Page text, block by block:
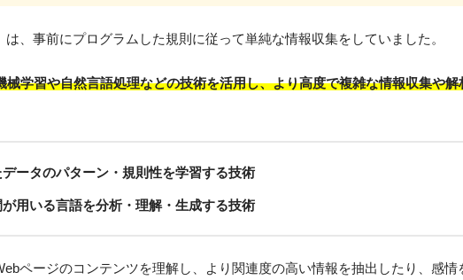
、事前にプログラムした規則に従って単純な情報収集をしていました。
械学習や自然言語処理などの技術を活用し、より高度で複雑な情報収集や解
ータのパターン・規則性を学習する技術
用いる言語を分析・理解・生成する技術
ページのコンテンツを理解し、より関連度の高い情報を抽出したり、感情